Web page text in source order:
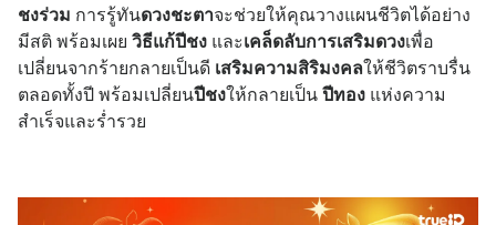
ชงร่วม การรู้ทันดวงชะตาจะช่วยให้คุณวางแผนชีวิตได้อย่าง
มีสติ พร้อมเผย วิธีแก้ปีชง และเคล็ดลับการเสริมดวงเพื่อ
เปลี่ยนจากร้ายกลายเป็นดี เสริมความสิริมงคลให้ชีวิตราบรื่น
ตลอดทั้งปี พร้อมเปลี่ยนปีชงให้กลายเป็น ปีทอง แห่งความ
สำเร็จและร่ำรวย